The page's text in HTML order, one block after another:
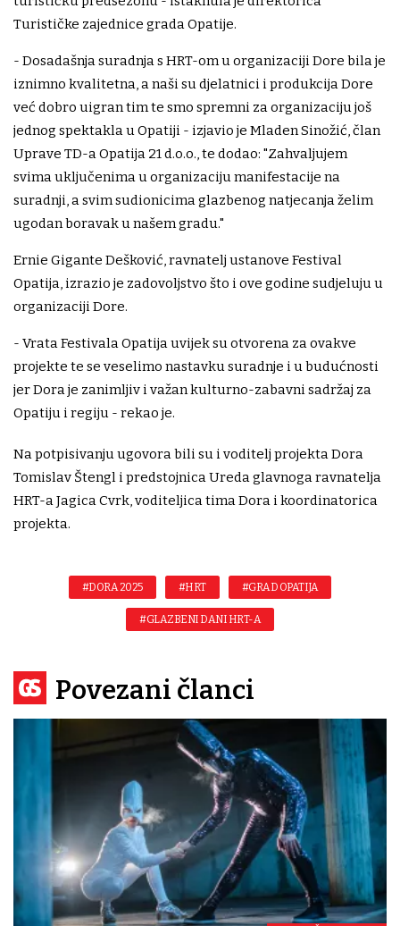
Turističke zajednice grada Opatije.
- Dosadašnja suradnja s HRT-om u organizaciji Dore bila je
iznimno kvalitetna, a naši su djelatnici i produkcija Dore
već dobro uigran tim te smo spremni za organizaciju još
jednog spektakla u Opatiji - izjavio je Mladen Sinožić, član
Uprave TD-a Opatija 21 d.o.o., te dodao: "Zahvaljujem
svima uključenima u organizaciju manifestacije na
suradnji, a svim sudionicima glazbenog natjecanja želim
ugodan boravak u našem gradu."
Ernie Gigante Dešković, ravnatelj ustanove Festival
Opatija, izrazio je zadovoljstvo što i ove godine sudjeluju u
organizaciji Dore.
- Vrata Festivala Opatija uvijek su otvorena za ovakve
projekte te se veselimo nastavku suradnje i u budućnosti
jer Dora je zanimljiv i važan kulturno-zabavni sadržaj za
Opatiju i regiju - rekao je.
Na potpisivanju ugovora bili su i voditelj projekta Dora
Tomislav Štengl i predstojnica Ureda glavnoga ravnatelja
HRT-a Jagica Cvrk, voditeljica tima Dora i koordinatorica
projekta.
#DORA 2025 #HRT #GRAD OPATIJA
#GLAZBENI DANI HRT-A
Povezani članci